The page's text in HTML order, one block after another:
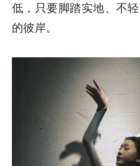
低，只要脚踏实地、不
的彼岸。